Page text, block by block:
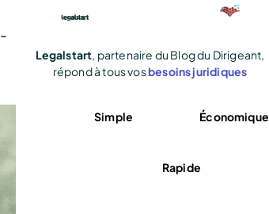
Legalstart, partenaire du Blog du Dirigeant,
répond à tous vosbesoins juridiques
Simple Économique
Rapide